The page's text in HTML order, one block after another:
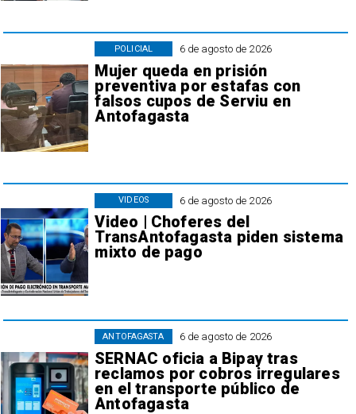
6 de agosto de 2026
Mujer queda en prisión
preventiva por estafas con
falsos cupos de Serviu en
Antofagasta
POLICIAL
6 de agosto de 2026
Video | Choferes del
TransAntofagasta piden sistema
mixto de pago
VIDEOS
6 de agosto de 2026
SERNAC oficia a Bipay tras
reclamos por cobros irregulares
en el transporte público de
Antofagasta
ANTOFAGASTA